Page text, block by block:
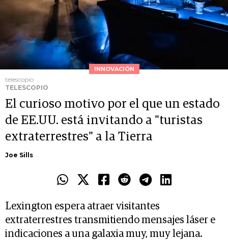
INNOVACIÓN
telescopio
TELESCOPIO
El curioso motivo por el que un estado
de EE.UU. está invitando a "turistas
extraterrestres" a la Tierra
Joe Sills
Lexington espera atraer visitantes
extraterrestres transmitiendo mensajes láser e
indicaciones a una galaxia muy, muy lejana.